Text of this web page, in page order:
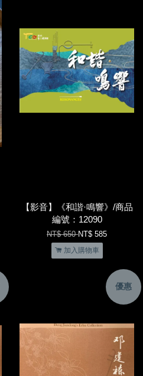
【影音】《和諧·鳴響》/商品
編號：12090
NT$ 650NT$ 585
加入購物車
優惠